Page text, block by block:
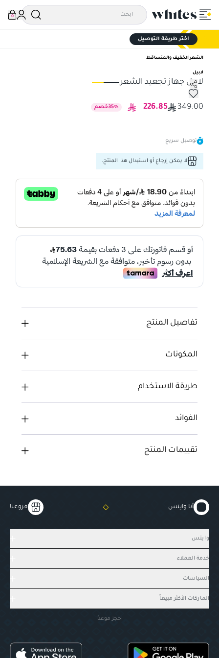
0
اختر طريقة التوصيل
الشعر الخفيف والمتساقط
لابيل
لابيل جهاز تجعيد الشعر
لابيل جهاز تجعيد الشعر
349.00
226.85
35% خصم
توصيل سريع
لا يمكن إرجاع أو استبدال هذا المنتج.
تفاصيل المنتج
المكونات
طريقة الاستخدام
الفوائد
تقييمات المنتج
أنا وايتس فروعنا
وايتس
خدمة العملاء
السياسات
الماركات الأكثر مبيعاً
احجز موعدًا